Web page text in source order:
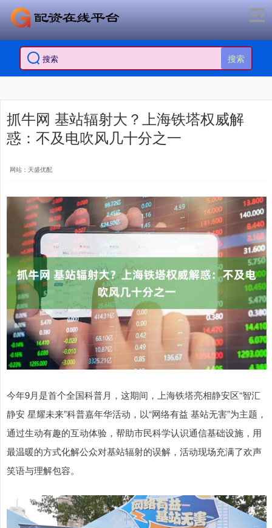
搜索
抓牛网 基站辐射大？上海铁塔权威解
惑：不及电吹风几十分之一
网站：天盛优配
今年9月是首个全国科普月，这期间，上海铁塔亮相静安区“智汇
静安 星耀未来”科普嘉年华活动，以“网络有益 基站无害”为主题，
通过生动有趣的互动体验，帮助市民科学认识通信基础设施，用
最温暖的方式化解公众对基站辐射的误解，活动现场充满了欢声
笑语与理解包容。